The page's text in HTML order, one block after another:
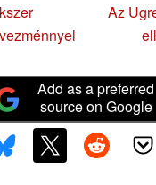
Az
Add as a preferred
source on Google